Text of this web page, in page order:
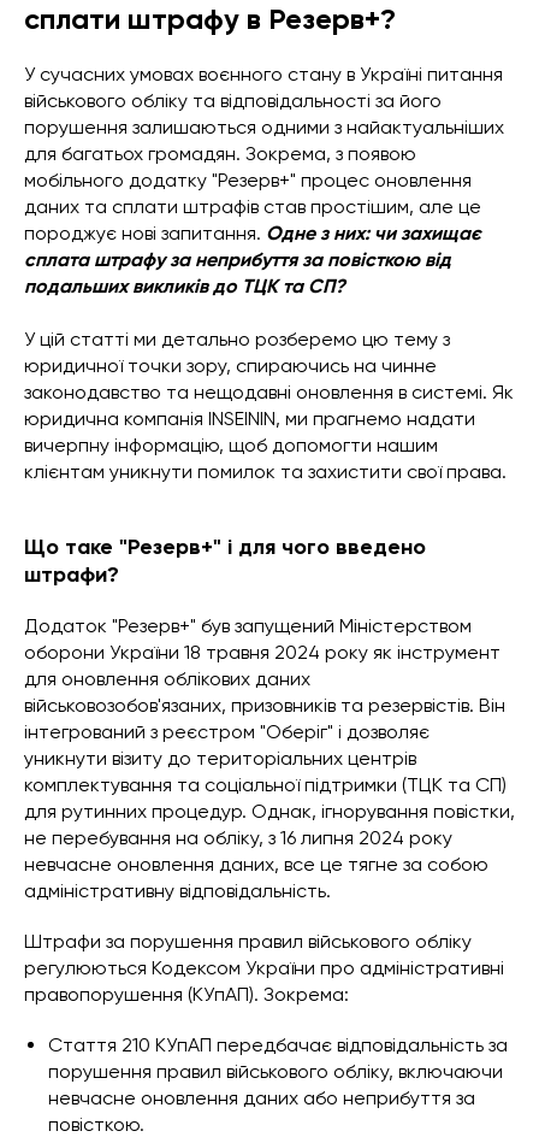
сплати штрафу в Резерв+?
У сучасних умовах воєнного стану в Україні питання
військового обліку та відповідальності за його
порушення залишаються одними з найактуальніших
для багатьох громадян. Зокрема, з появою
мобільного додатку "Резерв+" процес оновлення
даних та сплати штрафів став простішим, але це
породжує нові запитання. Одне з них: чи захищає
сплата штрафу за неприбуття за повісткою від
подальших викликів до ТЦК та СП?
У цій статті ми детально розберемо цю тему з
юридичної точки зору, спираючись на чинне
законодавство та нещодавні оновлення в системі. Як
юридична компанія INSEININ, ми прагнемо надати
вичерпну інформацію, щоб допомогти нашим
клієнтам уникнути помилок та захистити свої права.
Що таке "Резерв+" і для чого введено
штрафи?
Додаток "Резерв+" був запущений Міністерством
оборони України 18 травня 2024 року як інструмент
для оновлення облікових даних
військовозобов'язаних, призовників та резервістів. Він
інтегрований з реєстром "Оберіг" і дозволяє
уникнути візиту до територіальних центрів
комплектування та соціальної підтримки (ТЦК та СП)
для рутинних процедур. Однак, ігнорування повістки,
не перебування на обліку, з 16 липня 2024 року
невчасне оновлення даних, все це тягне за собою
адміністративну відповідальність.
Штрафи за порушення правил військового обліку
регулюються Кодексом України про адміністративні
правопорушення (КУпАП). Зокрема:
Стаття 210 КУпАП передбачає відповідальність за
порушення правил військового обліку, включаючи
невчасне оновлення даних або неприбуття за
повісткою.